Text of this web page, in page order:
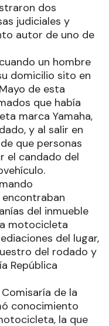
dos
judiciales y
autor de uno de
un hombre
domicilio sito en
de esta
que había
marca Yamaha,
y al salir en
que personas
el candado del
encontraban
del inmueble
motocicleta
del lugar,
del rodado y
República
de la
conocimiento
la que